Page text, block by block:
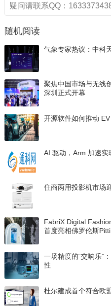
疑问请联系QQ：
随机阅读
气象专家热议：中科
聚焦中国市场与无线
深圳正式开幕
开源软件如何推动
AI 驱动，Arm 加速
住商两用投影机市场
FabriX Digital
首度亮相佛罗伦斯
一场精度的“交响乐”
性
杜尔建成首个符合欧